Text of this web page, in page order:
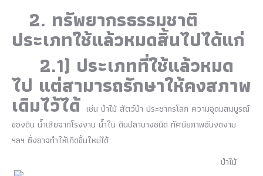
2. ทรัพยากรธรรมชาติ
ประเภทใช้แล้วหมดสิ้นไปได้แก่
2.1) ประเภทที่ใช้แล้วหมด
ไป แต่สามารถรักษาให้คงสภาพ
เดิมไว้ได้ เช่น ป่าไม้ สัตว์ป่า ประชากรโลก ความอุดมสมบูรณ์
ของดิน น้ำเสียจากโรงงาน น้ำใน ดินปลาบางชนิด ทัศนียภาพอันงดงาม
ฯลฯ ซึ่งอาจทำให้เกิดขึ้นใหม่ได้
ป่าไม้